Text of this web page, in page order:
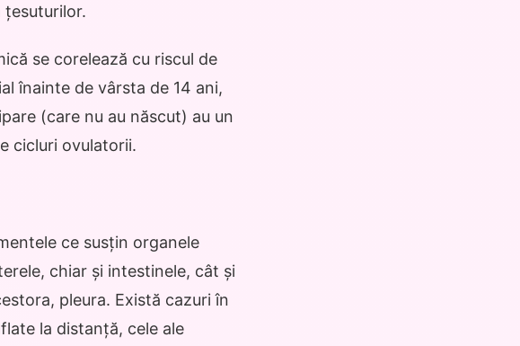
țesuturilor.
se corelează cu riscul de
înainte de vârsta de 14 ani,
(care nu au născut) au un
cicluri ovulatorii.
ce susțin organele
chiar și intestinele, cât și
pleura. Există cazuri în
la distanță, cele ale